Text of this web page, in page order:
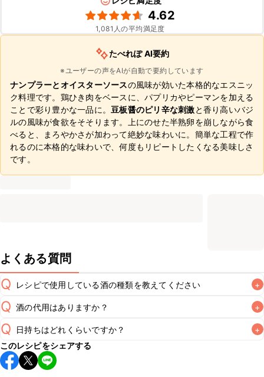
4.62
1,081 人の平均満足度
たべれぽ AI要約
※ユーザーの声をAIが自動で要約しています
ナンプラーとオイスターソースの風味が効いた本格的なエスニッ
ク料理です。鶏ひき肉をベースに、パプリカやピーマンを加える
ことで彩り豊かな一品に。 豆板醤のピリ辛な刺激と香り高いバジ
ルの風味が食欲をそそります。上にのせた半熟卵を崩しながら食
べると、まろやかさが加わって絶妙な味わいに。簡単な工程で作
れるのに本格的な味わいで、何度もリピートしたくなる美味しさ
です。
よくある質問
Q レシピで使用している酒の種類を教えてください +
A
Q 酒の代用はありますか？ +
A
Q 日持ちはどれくらいですか？ +
保存期間は冷蔵で翌日中が目安です。なるべくお早めにお召
し上がりください。
このレシピをシェアする